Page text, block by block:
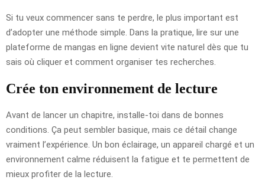
Si tu veux commencer sans te perdre, le plus important est
d’adopter une méthode simple. Dans la pratique, lire sur une
plateforme de mangas en ligne devient vite naturel dès que tu
sais où cliquer et comment organiser tes recherches.
Crée ton environnement de lecture
Avant de lancer un chapitre, installe-toi dans de bonnes
conditions. Ça peut sembler basique, mais ce détail change
vraiment l’expérience. Un bon éclairage, un appareil chargé et un
environnement calme réduisent la fatigue et te permettent de
mieux profiter de la lecture.